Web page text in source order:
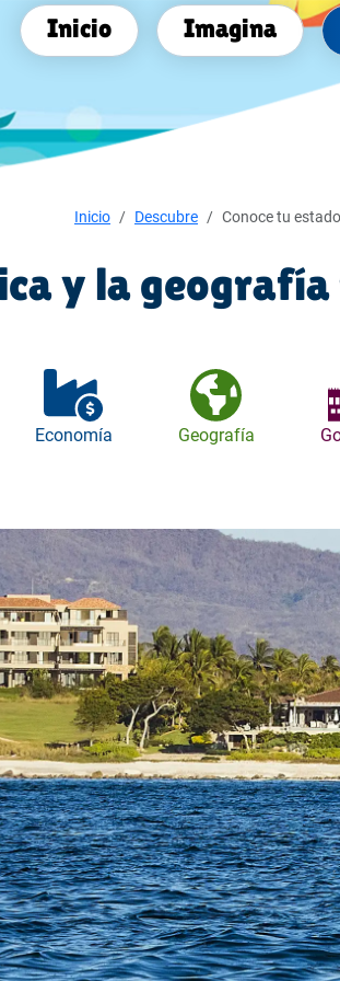
Inicio Imagina
Inicio Descubre Conoce tu estado
y la
Economía Geografía